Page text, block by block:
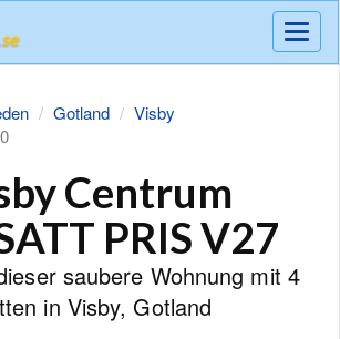
Meny
Gotland
Visby
Centrum
PRIS V27
saubere Wohnung mit 4
in Visby, Gotland